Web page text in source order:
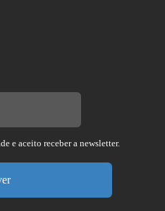
e aceito receber a newsletter.